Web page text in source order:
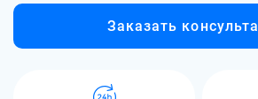
Заказать